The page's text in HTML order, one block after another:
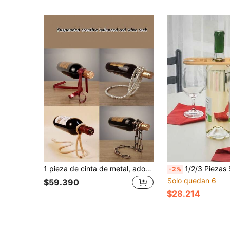
1 pieza de cinta de metal, adorno de cuerda, portabotella de vino creativo, regalo para el hogar, decoración del armario del vino, regalo para esposo, padre, hermano (para botellas de vino regular de 750ML), regalo del Día de San Valentín, decoración para fiesta y cumpleaños, para uso en exteriores y campamento
$59.390
-2% 1/2/3 Piezas Soporte de madera para botellas de vino, Sostiene 1 botella y 2
Solo quedan 6
$28.214